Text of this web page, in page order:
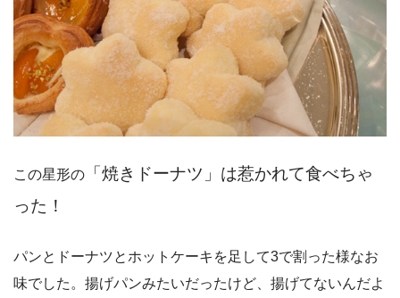
この星形の
「焼きドーナツ」は惹かれて食べちゃ
った！
パンとドーナツとホットケーキを足して3で割った様なお
味でした。揚げパンみたいだったけど、揚げてないんだよ